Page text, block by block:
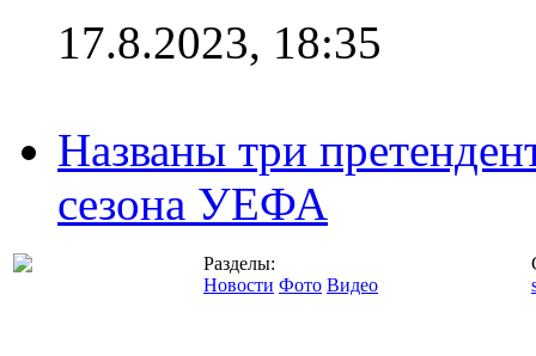
17.8.2023, 18:35
Названы три
сезона УЕФА
Разделы:
Новости Фото Видео